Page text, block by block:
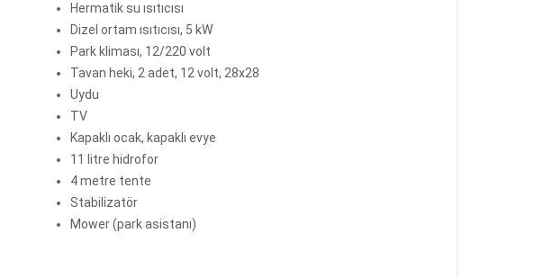
Hermatik su ısıtıcısı
Dizel ortam ısıtıcısı, 5 kW
Park kliması, 12/220 volt
Tavan heki, 2 adet, 12 volt, 28x28
Uydu
TV
Kapaklı ocak, kapaklı evye
11 litre hidrofor
4 metre tente
Stabilizatör
Mower (park asistanı)